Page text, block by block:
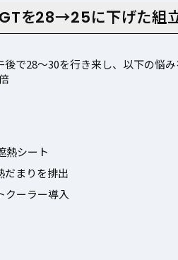
を28→25に下げた組
で28〜30を行き来し、以下の悩み
熱シート
だまりを排出
クーラー導入